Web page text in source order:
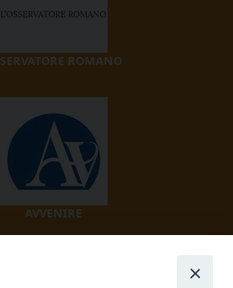
ROMANO
AVVENIRE